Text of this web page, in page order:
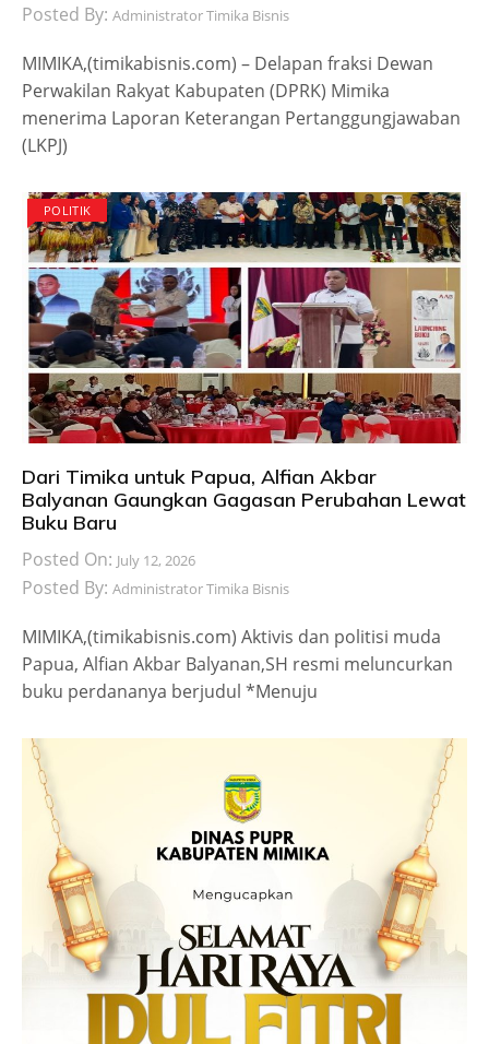
Posted By: Administrator Timika Bisnis
MIMIKA,(timikabisnis.com) – Delapan fraksi Dewan
Perwakilan Rakyat Kabupaten (DPRK) Mimika
menerima Laporan Keterangan Pertanggungjawaban
(LKPJ)
POLITIK
Dari Timika untuk Papua, Alfian Akbar
Balyanan Gaungkan Gagasan Perubahan Lewat
Buku Baru
Posted On: July 12, 2026
Posted By: Administrator Timika Bisnis
MIMIKA,(timikabisnis.com) Aktivis dan politisi muda
Papua, Alfian Akbar Balyanan,SH resmi meluncurkan
buku perdananya berjudul *Menuju